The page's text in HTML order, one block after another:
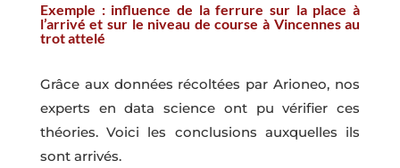
Exemple : influence de la ferrure sur la place à
l’arrivé et sur le niveau de course à Vincennes au
trot attelé
Grâce aux données récoltées par Arioneo, nos
experts en data science ont pu vérifier ces
théories. Voici les conclusions auxquelles ils
sont arrivés.